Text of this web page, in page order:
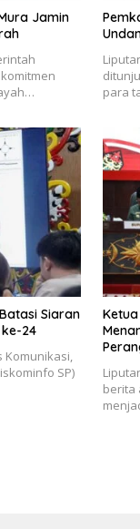
Jamin
para
Siaran
24
Komunikasi,
SP)
berita